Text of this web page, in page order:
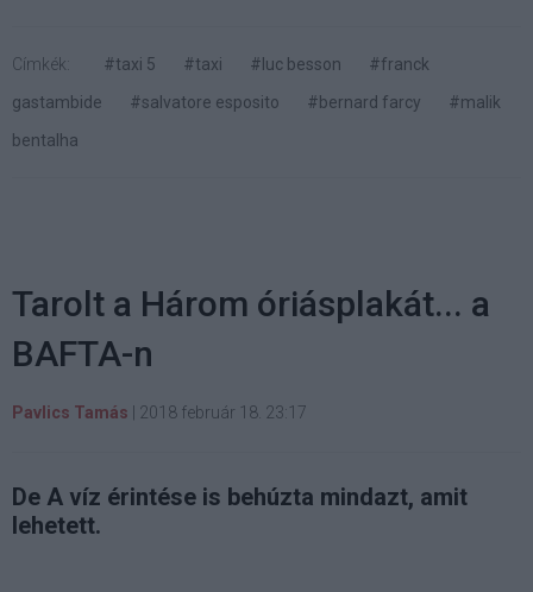
Címkék: #taxi 5 #taxi #luc besson
#franck
gastambide
#salvatore esposito #bernard farcy
#malik
bentalha
Tarolt a Három óriásplakát... a
BAFTA-n
Pavlics Tamás 2018 február 18. 23:17
De A víz érintése is behúzta mindazt, amit
lehetett.